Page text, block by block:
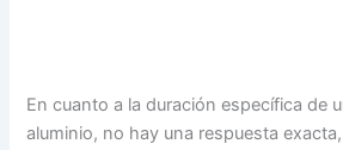
En cuanto a la duración específica de
aluminio, no hay una respuesta